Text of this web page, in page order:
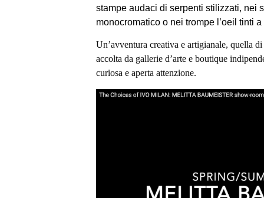
stampe audaci di serpenti stilizzati, nei
monocromatico o nei trompe l’oeil tinti
Un’avventura creativa e artigianale, quella
accolta da gallerie d’arte e boutique
curiosa e aperta attenzione.